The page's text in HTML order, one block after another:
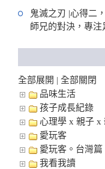
鬼滅之刃 |心得二
師兄的對決，專注
全部展開
全部關閉
品味生活
孩子成長紀錄
心理學 x 親子 x
愛玩客
愛玩客。台灣篇
我看我讀